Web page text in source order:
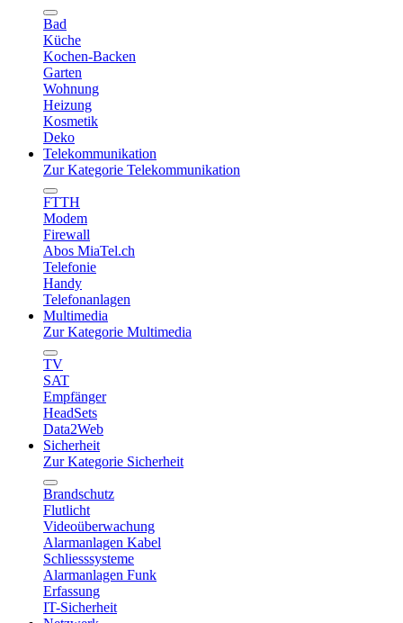
Bad
Küche
Kochen-Backen
Garten
Wohnung
Heizung
Kosmetik
Deko
Telekommunikation
Zur Kategorie Telekommunikation
FTTH
Modem
Firewall
Abos MiaTel.ch
Telefonie
Handy
Telefonanlagen
Multimedia
Zur Kategorie Multimedia
TV
SAT
Empfänger
HeadSets
Data2Web
Sicherheit
Zur Kategorie Sicherheit
Brandschutz
Flutlicht
Videoüberwachung
Alarmanlagen Kabel
Schliesssysteme
Alarmanlagen Funk
Erfassung
IT-Sicherheit